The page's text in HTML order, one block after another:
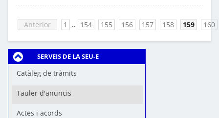
SERVEIS DE LA SEU-E
Catàleg de tràmits
Tauler d'anuncis
Actes i acords
Anterior 1 .. 154 155 156 157 158 159 160